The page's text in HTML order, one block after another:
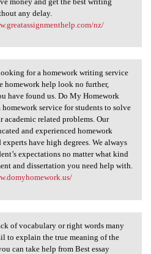
any delay.
nz/
for a
for a homework writing service
homework help look no further,
have found us. Do My Homework
homework service for students to solve
academic related problems. Our
and experienced homework
experts have high degrees. We always
expectations no matter what kind
and dissertation you need help with.
of vocabulary
of vocabulary or right words many
to explain the true meaning of the
can take help from Best essay